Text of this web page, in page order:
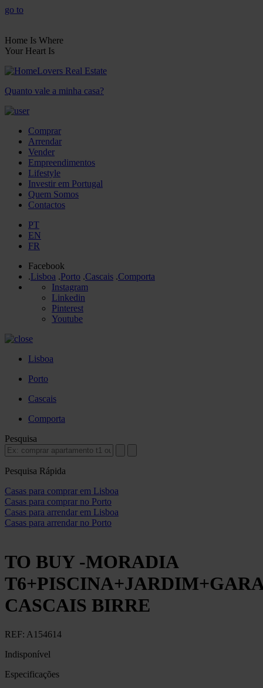
go to
Home Is Where
Your Heart Is
Quanto vale a minha casa?
Comprar
Arrendar
Vender
Empreendimentos
Lifestyle
Investir em Portugal
Quem Somos
Contactos
PT
EN
FR
Facebook
.Lisboa .Porto .Cascais .Comporta
Instagram
Linkedin
Pinterest
Youtube
Lisboa
Porto
Cascais
Comporta
Pesquisa
Pesquisa Rápida
Casas para comprar em Lisboa
Casas para comprar no Porto
Casas para arrendar em Lisboa
Casas para arrendar no Porto
TO BUY -MORADIA
CASCAIS BIRRE
REF: A154614
Indisponível
Especificações